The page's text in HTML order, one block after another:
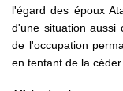
l'égard des époux
d'une situation aussi
de l'occupation
en tentant de la